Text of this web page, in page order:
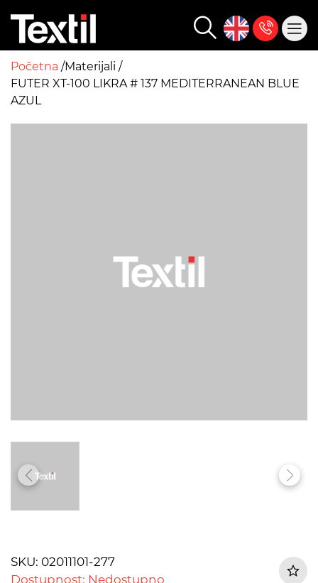
Početna Materijali
FUTER XT-100 LIKRA # 137 MEDITERRANEAN BLUE
AZUL
SKU: 02011101-277
Dostupnost: Nedostupno